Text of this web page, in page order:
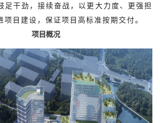
足干劲，接续奋战，以更大力度、更强担
项目建设，保证项目高标准按期交付。
项目概况